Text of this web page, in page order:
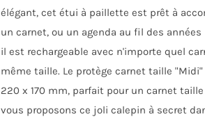
page
produit
élégant, cet étui à paillette est prêt à
un carnet, ou un agenda au fil des années
il est rechargeable avec n'importe quel
même taille. Le protège carnet taille "Midi"
220 x 170 mm, parfait pour un carnet taille
vous proposons ce joli calepin à secret